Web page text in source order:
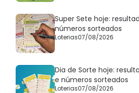
Super Sete hoje:
números sorteados
Loterias07/08/2026
Dia de Sorte hoje:
e números sorteados
Loterias07/08/2026